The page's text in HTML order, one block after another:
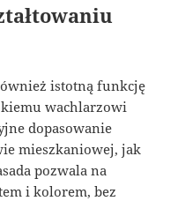
istotną funkcję
wachlarzowi
dopasowanie
mieszkaniowej, jak
pozwala na
i kolorem, bez